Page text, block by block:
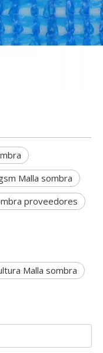
Malla sombra
proveedores
Malla sombra